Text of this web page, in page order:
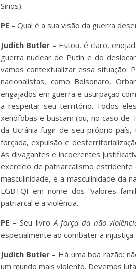
Sinos):
PE – Qual é a sua visão da guerra
Judith Butler– Estou, é claro,
guerra nuclear de Putin e do
vamos contextualizar essa situação:
nacionalistas, como Bolsonaro,
engajados em guerra e usurpação
a respeitar seu território. Todos
xenófobas e buscam (ou, no caso de
da Ucrânia fugir de seu próprio
forçada, expulsão e
As divagantes e incoerentes
exercício de patriarcalismo
masculinidade, e a masculinidade da
LGBTQI em nome dos “valores
patriarcal e a violência.
PE – Seu livroA força da não
especialmente ao combater a injustiça
Judith Butler– Há uma boa razão:
um mundo mais violento. Devemos